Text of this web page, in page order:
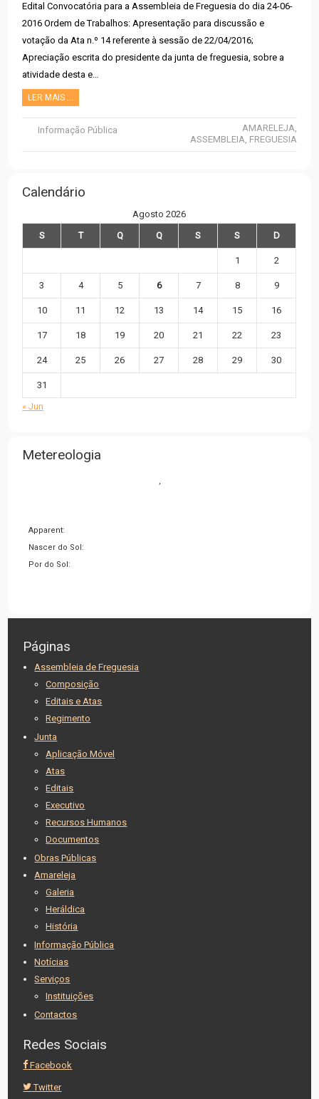
Edital Convocatória para a Assembleia de Freguesia do dia 24-06-
2016 Ordem de Trabalhos: Apresentação para discussão e
votação da Ata n.º 14 referente à sessão de 22/04/2016;
Apreciação escrita do presidente da junta de freguesia, sobre a
atividade desta e…
LER MAIS …
Informação Pública AMARELEJA,
ASSEMBLEIA, FREGUESIA
Calendário
Agosto 2026
S
T Q Q S S D
1 2
3 4 5 6 7 8 9
10 11 12 13 14 15 16
17 18 19 20 21 22 23
24 25 26 27 28 29 30
31
« Jun
Metereologia
,
Apparent:
Nascer do Sol:
Por do Sol:
Páginas
Assembleia de Freguesia
Composição
Editais e Atas
Regimento
Junta
Aplicação Móvel
Atas
Editais
Executivo
Recursos Humanos
Documentos
Obras Públicas
Amareleja
Galeria
Heráldica
História
Informação Pública
Notícias
Serviços
Instituições
Contactos
Redes Sociais
Facebook
Twitter